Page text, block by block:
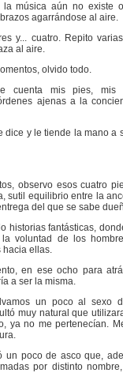
la música aún no existe
agarrándose al aire.
y... cuatro. Repito
al aire.
olvido todo.
cuenta mis pies, mis
ajenas a la
dice y le tiende la mano a
observo esos cuatro
sutil equilibrio entre la
del que se sabe
historias fantásticas,
voluntad de los
hacia ellas.
en ese ocho para
a ser la misma.
un poco al sexo
muy natural que
ya no me pertenecían.
un poco de asco que,
por distinto